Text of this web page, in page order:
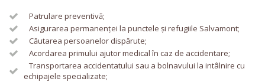
Patrulare preventivă;
Asigurarea permanenței la punctele și refugiile Salvamont;
Căutarea persoanelor dispărute;
Acordarea primului ajutor medical în caz de accidentare;
Transportarea accidentatului sau a bolnavului la intâlnire cu
echipajele specializate;